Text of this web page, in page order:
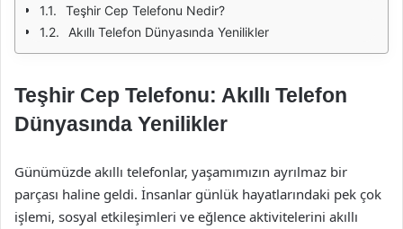
Teşhir Cep Telefonu Nedir?
Akıllı Telefon Dünyasında Yenilikler
Teşhir Cep Telefonu: Akıllı Telefon
Dünyasında Yenilikler
Günümüzde akıllı telefonlar, yaşamımızın ayrılmaz bir
parçası haline geldi. İnsanlar günlük hayatlarındaki pek çok
işlemi, sosyal etkileşimleri ve eğlence aktivitelerini akıllı